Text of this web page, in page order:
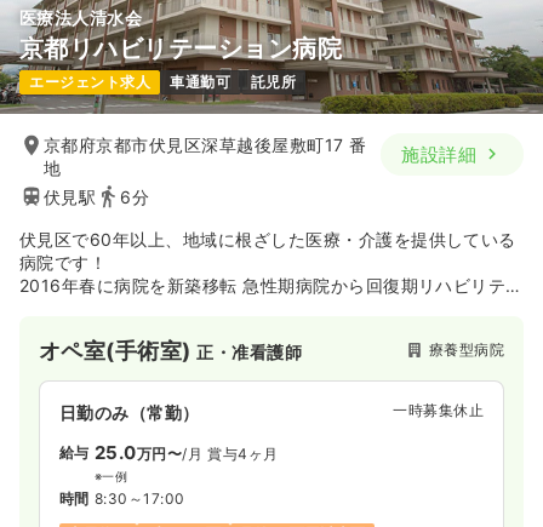
医療法人清水会
京都リハビリテーション病院
エージェント求人 車通勤可 託児所
京都府京都市伏見区深草越後屋敷町17 番
地
伏見駅
6分
施設詳細
伏見区で60年以上、地域に根ざした医療・介護を提供している
病院です！
2016年春に病院を新築移転 急性期病院から回復期リハビリテー
オペ室(手術室)正・准看護師 療養型病院
日勤のみ（常勤） 一時募集休止
給与 25.0万円〜/月 賞与4ヶ月
※一例
時間 8:30～17:00